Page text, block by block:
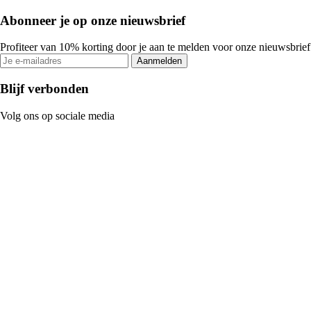
Abonneer je op onze nieuwsbrief
Profiteer van 10% korting door je aan te melden voor onze nieuwsbrief
Aanmelden
Blijf verbonden
Volg ons op sociale media